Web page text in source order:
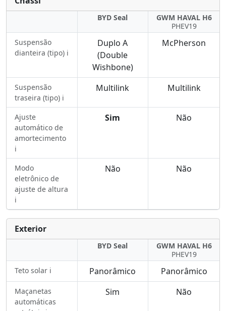
BYD Seal
GWM HAVAL H6
PHEV19
Suspensão
dianteira (tipo) ℹ️
Duplo A
(Double
Wishbone)
McPherson
Suspensão
traseira (tipo) ℹ️
Multilink Multilink
Ajuste
automático de
amortecimento
ℹ️
Sim Não
Modo
eletrônico de
ajuste de altura
ℹ️
Não Não
Exterior
BYD Seal
GWM HAVAL H6
PHEV19
Teto solar ℹ️
Panorâmico Panorâmico
Maçanetas
automáticas
Sim Não